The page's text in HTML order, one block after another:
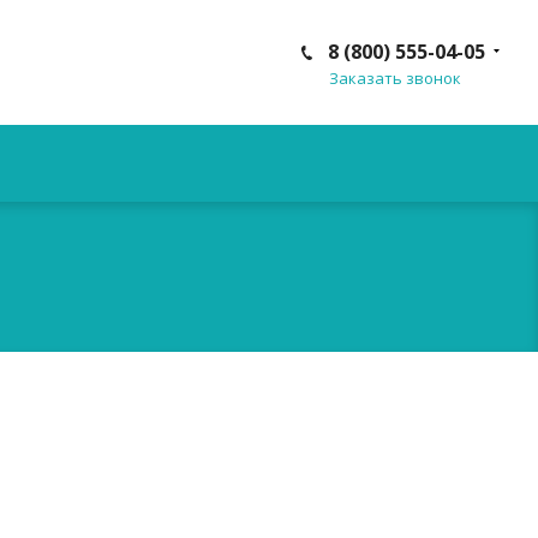
8 (800) 555-04-05
Заказать звонок